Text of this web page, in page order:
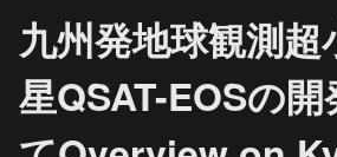
九州発地球観測超
星QSAT-EOSの